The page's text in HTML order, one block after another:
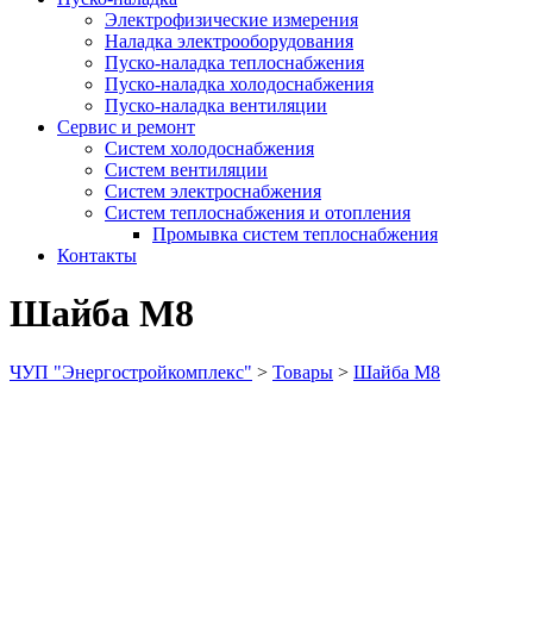
Электрофизические измерения
Наладка электрооборудования
Пуско-наладка теплоснабжения
Пуско-наладка холодоснабжения
Пуско-наладка вентиляции
Сервис и ремонт
Систем холодоснабжения
Систем вентиляции
Систем электроснабжения
Систем теплоснабжения и отопления
Промывка систем теплоснабжения
Контакты
Шайба М8
ЧУП "Энергостройкомплекс" > Товары > Шайба М8